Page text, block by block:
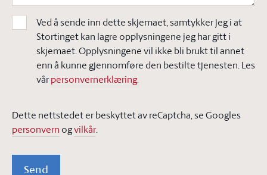
Ved å sende inn dette skjemaet, samtykker jeg i at
Stortinget kan lagre opplysningene jeg har gitt i
skjemaet. Opplysningene vil ikke bli brukt til annet
enn å kunne gjennomføre den bestilte tjenesten. Les
vårpersonvernerklæring.
Dette nettstedet er beskyttet av reCaptcha, se Googles
personvern ogvilkår.
Send